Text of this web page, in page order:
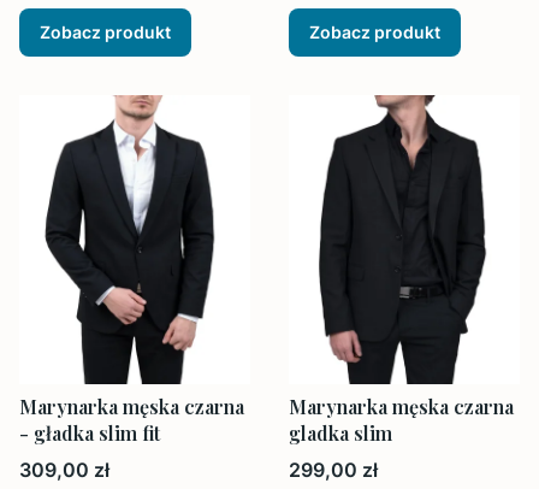
Zobacz produkt Zobacz produkt
Marynarka męska czarna
- gładka slim fit
Cena
309,00 zł
Marynarka męska czarna
gladka slim
Cena
299,00 zł